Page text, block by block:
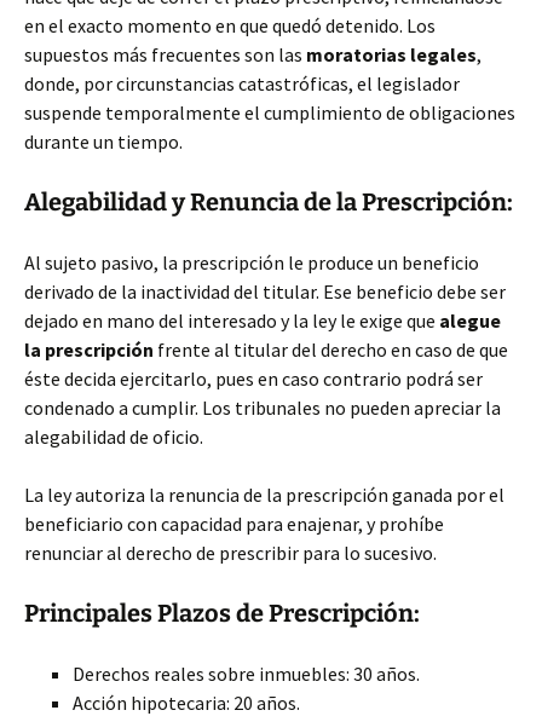
en el exacto momento en que quedó detenido. Los
supuestos más frecuentes son las moratorias legales,
donde, por circunstancias catastróficas, el legislador
suspende temporalmente el cumplimiento de obligaciones
durante un tiempo.
Alegabilidad y Renuncia de la Prescripción:
Al sujeto pasivo, la prescripción le produce un beneficio
derivado de la inactividad del titular. Ese beneficio debe ser
dejado en mano del interesado y la ley le exige que alegue
la prescripción frente al titular del derecho en caso de que
éste decida ejercitarlo, pues en caso contrario podrá ser
condenado a cumplir. Los tribunales no pueden apreciar la
alegabilidad de oficio.
La ley autoriza la renuncia de la prescripción ganada por el
beneficiario con capacidad para enajenar, y prohíbe
renunciar al derecho de prescribir para lo sucesivo.
Principales Plazos de Prescripción:
Derechos reales sobre inmuebles: 30 años.
Acción hipotecaria: 20 años.